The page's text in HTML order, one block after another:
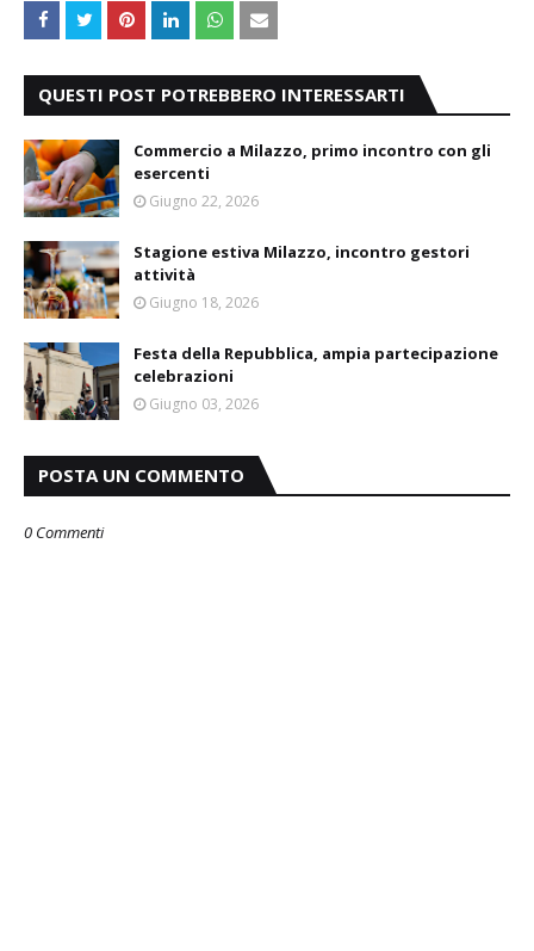
QUESTI POST POTREBBERO INTERESSARTI
Commercio a Milazzo, primo incontro con gli
esercenti
Giugno 22, 2026
Stagione estiva Milazzo, incontro gestori
attività
Giugno 18, 2026
Festa della Repubblica, ampia partecipazione
celebrazioni
Giugno 03, 2026
POSTA UN COMMENTO
0 Commenti